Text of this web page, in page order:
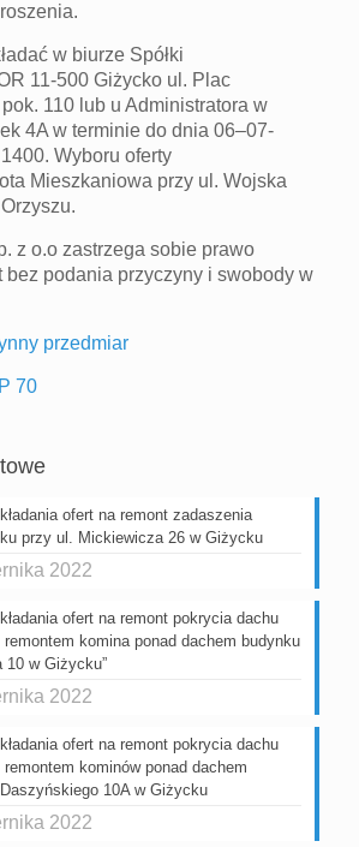
w biurze Spółki
11-500 Giżycko ul. Plac
110 lub u Administratora w
4A w terminie do dnia 06–07-
Wyboru oferty
Mieszkaniowa przy ul. Wojska
z o.o zastrzega sobie prawo
bez podania przyczyny i swobody w
przedmiar
70
ofert na remont zadaszenia
przy ul. Mickiewicza 26 w Giżycku
2022
ofert na remont pokrycia dachu
komina ponad dachem budynku
10 w Giżycku”
2022
ofert na remont pokrycia dachu
kominów ponad dachem
10A w Giżycku
2022